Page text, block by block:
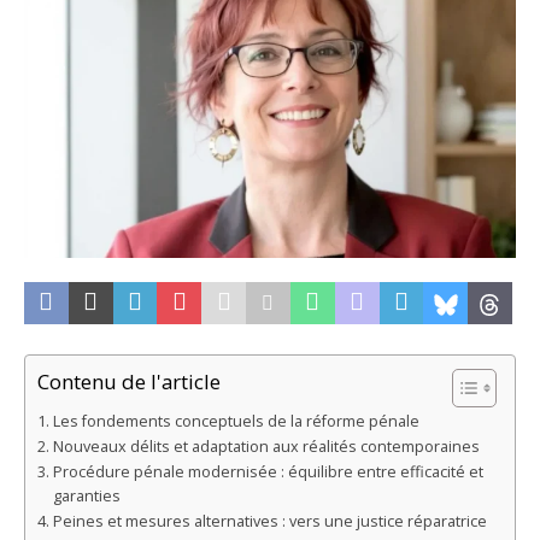
Contenu de l'article
Les fondements conceptuels de la réforme pénale
Nouveaux délits et adaptation aux réalités contemporaines
Procédure pénale modernisée : équilibre entre efficacité et
garanties
Peines et mesures alternatives : vers une justice réparatrice